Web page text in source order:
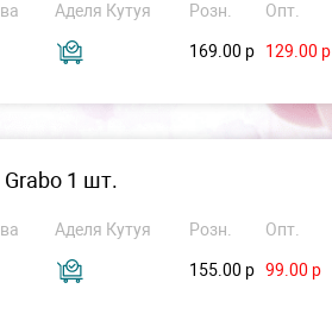
Аделя Кутуя Розн. Опт.
169.00 р 129.00 р
1 шт.
Аделя Кутуя Розн. Опт.
155.00 р 99.00 р